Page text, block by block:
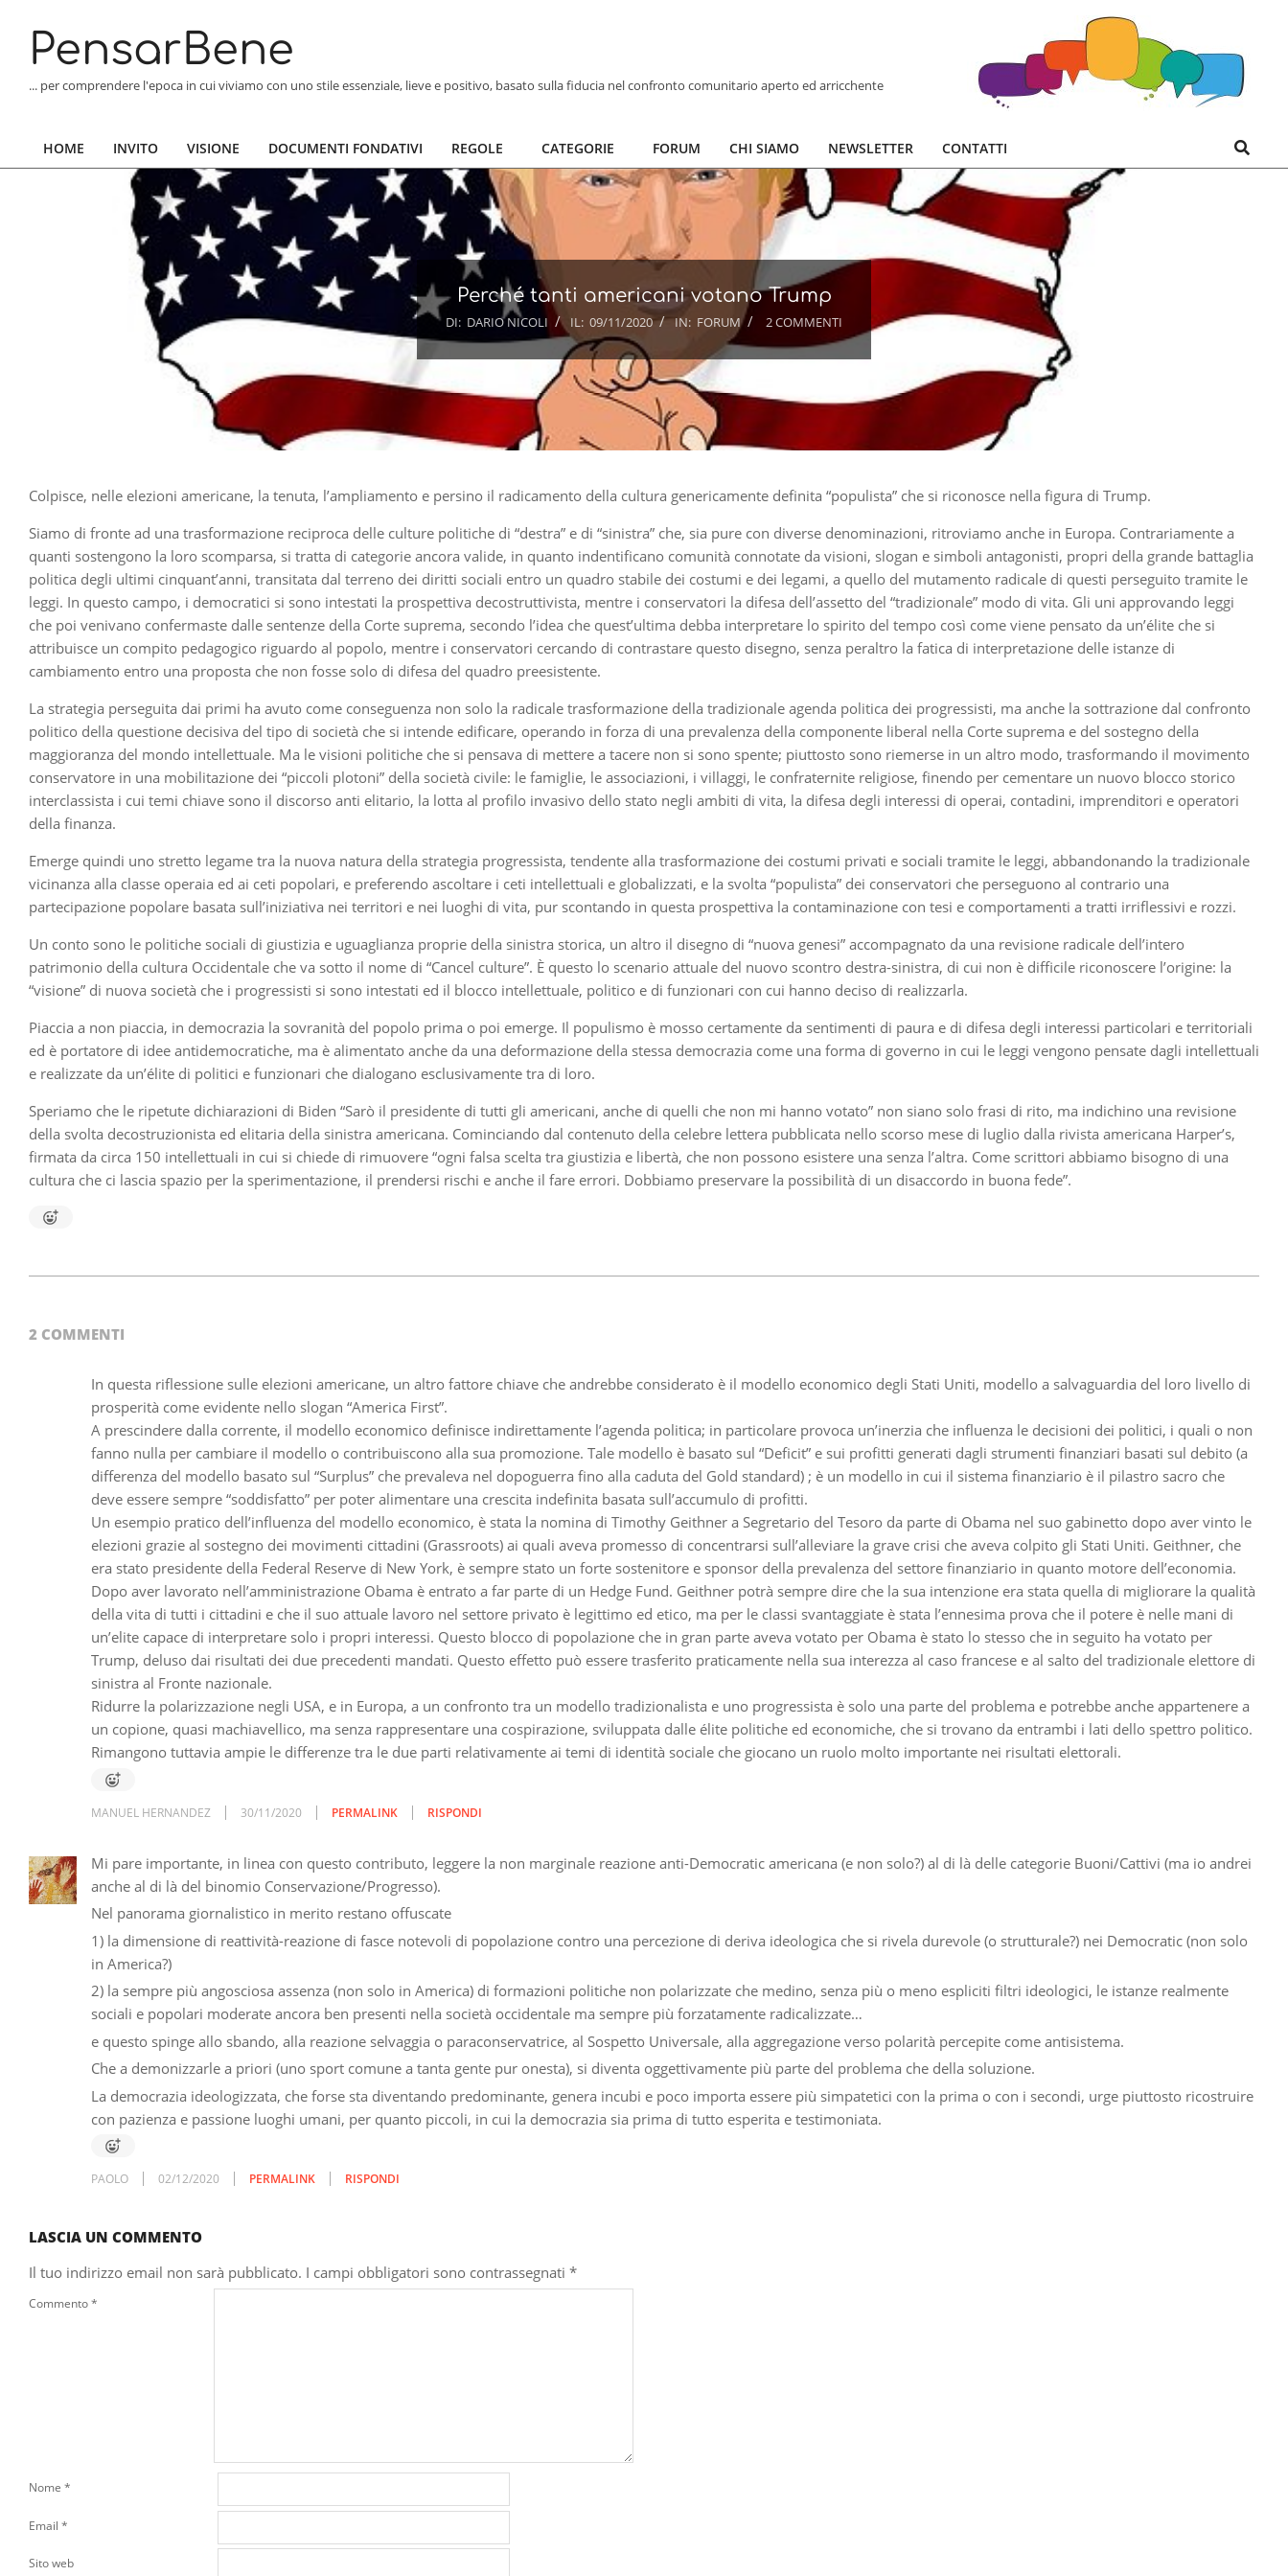
contentPensarBene
... per comprendere l'epoca in cui viviamo con uno stile essenziale, lieve e positivo, basato sulla fiducia nel confronto comunitario aperto ed arricchente
Primary
HOME INVITO VISIONE DOCUMENTI FONDATIVI REGOLE CATEGORIE FORUM CHI SIAMO NEWSLETTER CONTATTI Search
Perché tanti americani votano Trump
DI: DARIO NICOLI IL: 09/11/2020 IN: FORUM 2 COMMENTI
Colpisce, nelle elezioni americane, la tenuta, l’ampliamento e persino il radicamento della cultura genericamente definita “populista” che si riconosce nella figura di Trump.
Siamo di fronte ad una trasformazione reciproca delle culture politiche di “destra” e di “sinistra” che, sia pure con diverse denominazioni, ritroviamo anche in Europa. Contrariamente a
quanti sostengono la loro scomparsa, si tratta di categorie ancora valide, in quanto indentificano comunità connotate da visioni, slogan e simboli antagonisti, propri della grande battaglia
politica degli ultimi cinquant’anni, transitata dal terreno dei diritti sociali entro un quadro stabile dei costumi e dei legami, a quello del mutamento radicale di questi perseguito tramite le
leggi. In questo campo, i democratici si sono intestati la prospettiva decostruttivista, mentre i conservatori la difesa dell’assetto del “tradizionale” modo di vita. Gli uni approvando leggi
che poi venivano confermaste dalle sentenze della Corte suprema, secondo l’idea che quest’ultima debba interpretare lo spirito del tempo così come viene pensato da un’élite che si
attribuisce un compito pedagogico riguardo al popolo, mentre i conservatori cercando di contrastare questo disegno, senza peraltro la fatica di interpretazione delle istanze di
cambiamento entro una proposta che non fosse solo di difesa del quadro preesistente.
La strategia perseguita dai primi ha avuto come conseguenza non solo la radicale trasformazione della tradizionale agenda politica dei progressisti, ma anche la sottrazione dal confronto
politico della questione decisiva del tipo di società che si intende edificare, operando in forza di una prevalenza della componente liberal nella Corte suprema e del sostegno della
maggioranza del mondo intellettuale. Ma le visioni politiche che si pensava di mettere a tacere non si sono spente; piuttosto sono riemerse in un altro modo, trasformando il movimento
conservatore in una mobilitazione dei “piccoli plotoni” della società civile: le famiglie, le associazioni, i villaggi, le confraternite religiose, finendo per cementare un nuovo blocco storico
interclassista i cui temi chiave sono il discorso anti elitario, la lotta al profilo invasivo dello stato negli ambiti di vita, la difesa degli interessi di operai, contadini, imprenditori e operatori
della finanza.
Emerge quindi uno stretto legame tra la nuova natura della strategia progressista, tendente alla trasformazione dei costumi privati e sociali tramite le leggi, abbandonando la tradizionale
vicinanza alla classe operaia ed ai ceti popolari, e preferendo ascoltare i ceti intellettuali e globalizzati, e la svolta “populista” dei conservatori che perseguono al contrario una
partecipazione popolare basata sull’iniziativa nei territori e nei luoghi di vita, pur scontando in questa prospettiva la contaminazione con tesi e comportamenti a tratti irriflessivi e rozzi.
Un conto sono le politiche sociali di giustizia e uguaglianza proprie della sinistra storica, un altro il disegno di “nuova genesi” accompagnato da una revisione radicale dell’intero
patrimonio della cultura Occidentale che va sotto il nome di “Cancel culture”. È questo lo scenario attuale del nuovo scontro destra-sinistra, di cui non è difficile riconoscere l’origine: la
“visione” di nuova società che i progressisti si sono intestati ed il blocco intellettuale, politico e di funzionari con cui hanno deciso di realizzarla.
Piaccia a non piaccia, in democrazia la sovranità del popolo prima o poi emerge. Il populismo è mosso certamente da sentimenti di paura e di difesa degli interessi particolari e territoriali
ed è portatore di idee antidemocratiche, ma è alimentato anche da una deformazione della stessa democrazia come una forma di governo in cui le leggi vengono pensate dagli intellettuali
e realizzate da un’élite di politici e funzionari che dialogano esclusivamente tra di loro.
Speriamo che le ripetute dichiarazioni di Biden “Sarò il presidente di tutti gli americani, anche di quelli che non mi hanno votato” non siano solo frasi di rito, ma indichino una revisione
della svolta decostruzionista ed elitaria della sinistra americana. Cominciando dal contenuto della celebre lettera pubblicata nello scorso mese di luglio dalla rivista americana Harper’s,
firmata da circa 150 intellettuali in cui si chiede di rimuovere “ogni falsa scelta tra giustizia e libertà, che non possono esistere una senza l’altra. Come scrittori abbiamo bisogno di una
cultura che ci lascia spazio per la sperimentazione, il prendersi rischi e anche il fare errori. Dobbiamo preservare la possibilità di un disaccordo in buona fede”.
09
2 COMMENTI
In questa riflessione sulle elezioni americane, un altro fattore chiave che andrebbe considerato è il modello economico degli Stati Uniti, modello a salvaguardia del loro livello di
prosperità come evidente nello slogan “America First”.
A prescindere dalla corrente, il modello economico definisce indirettamente l’agenda politica; in particolare provoca un’inerzia che influenza le decisioni dei politici, i quali o non
fanno nulla per cambiare il modello o contribuiscono alla sua promozione. Tale modello è basato sul “Deficit” e sui profitti generati dagli strumenti finanziari basati sul debito (a
differenza del modello basato sul “Surplus” che prevaleva nel dopoguerra fino alla caduta del Gold standard) ; è un modello in cui il sistema finanziario è il pilastro sacro che
deve essere sempre “soddisfatto” per poter alimentare una crescita indefinita basata sull’accumulo di profitti.
Un esempio pratico dell’influenza del modello economico, è stata la nomina di Timothy Geithner a Segretario del Tesoro da parte di Obama nel suo gabinetto dopo aver vinto le
elezioni grazie al sostegno dei movimenti cittadini (Grassroots) ai quali aveva promesso di concentrarsi sull’alleviare la grave crisi che aveva colpito gli Stati Uniti. Geithner, che
era stato presidente della Federal Reserve di New York, è sempre stato un forte sostenitore e sponsor della prevalenza del settore finanziario in quanto motore dell’economia.
Dopo aver lavorato nell’amministrazione Obama è entrato a far parte di un Hedge Fund. Geithner potrà sempre dire che la sua intenzione era stata quella di migliorare la qualità
della vita di tutti i cittadini e che il suo attuale lavoro nel settore privato è legittimo ed etico, ma per le classi svantaggiate è stata l’ennesima prova che il potere è nelle mani di
un’elite capace di interpretare solo i propri interessi. Questo blocco di popolazione che in gran parte aveva votato per Obama è stato lo stesso che in seguito ha votato per
Trump, deluso dai risultati dei due precedenti mandati. Questo effetto può essere trasferito praticamente nella sua interezza al caso francese e al salto del tradizionale elettore di
sinistra al Fronte nazionale.
Ridurre la polarizzazione negli USA, e in Europa, a un confronto tra un modello tradizionalista e uno progressista è solo una parte del problema e potrebbe anche appartenere a
un copione, quasi machiavellico, ma senza rappresentare una cospirazione, sviluppata dalle élite politiche ed economiche, che si trovano da entrambi i lati dello spettro politico.
Rimangono tuttavia ampie le differenze tra le due parti relativamente ai temi di identità sociale che giocano un ruolo molto importante nei risultati elettorali.
MANUEL HERNANDEZ 30/11/2020 PERMALINK RISPONDI
Mi pare importante, in linea con questo contributo, leggere la non marginale reazione anti-Democratic americana (e non solo?) al di là delle categorie Buoni/Cattivi (ma io andrei
anche al di là del binomio Conservazione/Progresso).
Nel panorama giornalistico in merito restano offuscate
1) la dimensione di reattività-reazione di fasce notevoli di popolazione contro una percezione di deriva ideologica che si rivela durevole (o strutturale?) nei Democratic (non solo
in America?)
2) la sempre più angosciosa assenza (non solo in America) di formazioni politiche non polarizzate che medino, senza più o meno espliciti filtri ideologici, le istanze realmente
sociali e popolari moderate ancora ben presenti nella società occidentale ma sempre più forzatamente radicalizzate…
e questo spinge allo sbando, alla reazione selvaggia o paraconservatrice, al Sospetto Universale, alla aggregazione verso polarità percepite come antisistema.
Che a demonizzarle a priori (uno sport comune a tanta gente pur onesta), si diventa oggettivamente più parte del problema che della soluzione.
La democrazia ideologizzata, che forse sta diventando predominante, genera incubi e poco importa essere più simpatetici con la prima o con i secondi, urge piuttosto ricostruire
con pazienza e passione luoghi umani, per quanto piccoli, in cui la democrazia sia prima di tutto esperita e testimoniata.
PAOLO 02/12/2020 PERMALINK RISPONDI
LASCIA UN COMMENTO
Il tuo indirizzo email non sarà pubblicato. I campi obbligatori sono contrassegnati *
Commento*
Nome *
Email *
Sito web